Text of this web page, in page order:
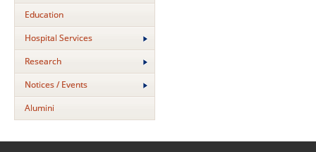
Education
Hospital Services
Research
Notices / Events
Alumini